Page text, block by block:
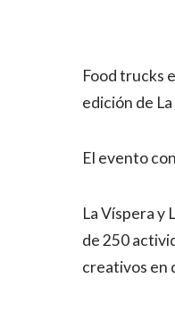
Food trucks
edición de
El evento
La Víspera y
de 250
creativos en